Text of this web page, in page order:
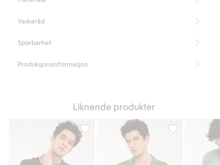
Lengde 69 cm i størrelse M
Vaskeråd
Sporbarhet
Produksjonsinformasjon
Liknende produkter
Kortermet strikkegenser, Legg til i
Kortermet